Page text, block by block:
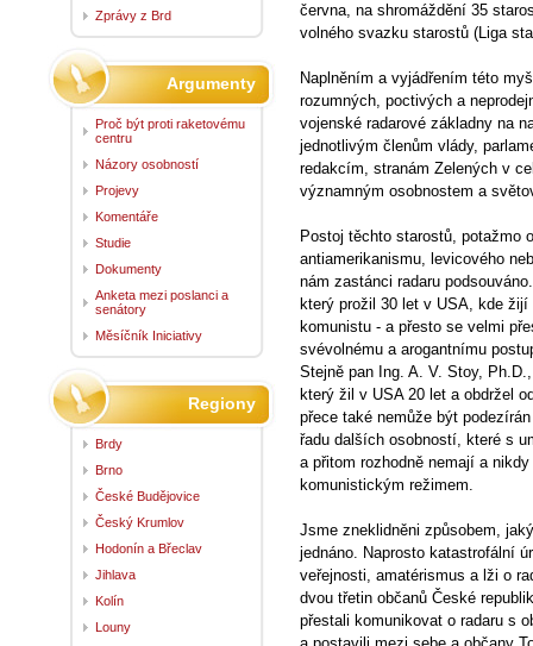
června, na shromáždění 35
volného svazku starostů (Liga
Naplněním a vyjádřením této
rozumných, poctivých a
vojenské radarové základny na
jednotlivým členům vlády,
redakcím, stranám Zelených v
významným osobnostem a
Postoj těchto starostů, potažmo
antiamerikanismu, levicového
nám zastánci radaru
který prožil 30 let v USA, kde
komunistu - a přesto se velmi
svévolnému a arogantnímu
Stejně pan Ing. A. V. Stoy,
který žil v USA 20 let a obdržel
přece také nemůže být
řadu dalších osobností, které s
a přitom rozhodně nemají a
komunistickým režimem.
Jsme zneklidněni způsobem,
jednáno. Naprosto katastrofální
veřejnosti, amatérismus a lži o
dvou třetin občanů České
přestali komunikovat o radaru s
Zprávy z Brd
Argumenty
Proč být proti raketovému
centru
Názory osobností
Projevy
Komentáře
Studie
Dokumenty
Anketa mezi poslanci a
senátory
Měsíčník Iniciativy
Regiony
Brdy
Brno
České Budějovice
Český Krumlov
Hodonín a Břeclav
Jihlava
Kolín
Louny